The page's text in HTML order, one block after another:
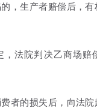
，生产者赔偿后，有
法院判决乙商场赔
的损失后，向法院